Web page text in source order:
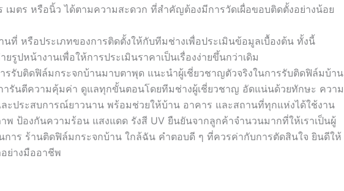
เมตร หรือนิ้ว ได้ตามความสะดวก ที่สำคัญต้องมีการวัดเผื่อขอบติดตั้งอย่างน้อย
นที่ หรือประเภทของการติดตั้งให้กับทีมช่างเพื่อประเมินข้อมูลเบื้องต้น ทั้งนี้
ยรูปหน้างานเพื่อให้การประเมินราคาเป็นเรื่องง่ายขึ้นกว่าเดิม
รรับติดฟิล์มกระจกบ้านมาบตาพุด แนะนำผู้เชี่ยวชาญตัวจริงในการรับติดฟิล์มบ้าน
ารันตีความคุ้มค่า ดูแลทุกขั้นตอนโดยทีมช่างผู้เชี่ยวชาญ อัดแน่นด้วยทักษะ ความ
ะประสบการณ์ยาวนาน พร้อมช่วยให้บ้าน อาคาร และสถานที่ทุกแห่งได้ใช้งาน
ป้องกันความร้อน แสงแดด รังสี UV ยืนยันจากลูกค้าจำนวนมากที่ให้เราเป็นผู้
การ ร้านติดฟิล์มกระจกบ้าน ใกล้ฉัน คำตอบดี ๆ ที่ควรค่ากับการตัดสินใจ ยินดีให้
ย่างมืออาชีพ